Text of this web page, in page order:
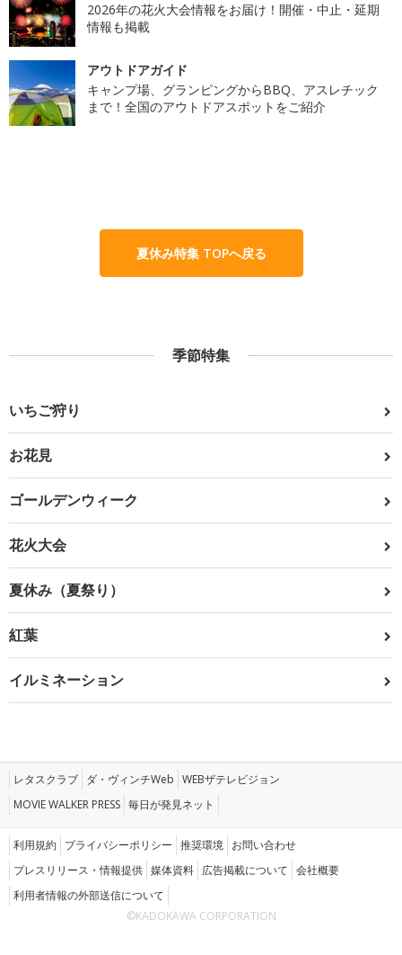
2026年の花火大会情報をお届け！開催・中止・延期
情報も掲載
アウトドアガイド
キャンプ場、グランピングからBBQ、アスレチック
まで！全国のアウトドアスポットをご紹介
夏休み特集 TOPへ戻る
季節特集
いちご狩り
お花見
ゴールデンウィーク
花火大会
夏休み（夏祭り）
紅葉
イルミネーション
レタスクラブ ダ・ヴィンチWeb WEBザテレビジョン
MOVIE WALKER PRESS 毎日が発見ネット
利用規約 プライバシーポリシー 推奨環境 お問い合わせ
プレスリリース・情報提供 媒体資料 広告掲載について 会社概要
利用者情報の外部送信について
©KADOKAWA CORPORATION